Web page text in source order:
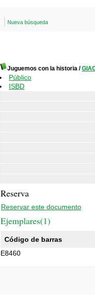
Nueva búsqueda
Juguemos con la historia /
Público
ISBD
Reserva
Reservar este documento
Ejemplares(1)
Código de barras
E8460